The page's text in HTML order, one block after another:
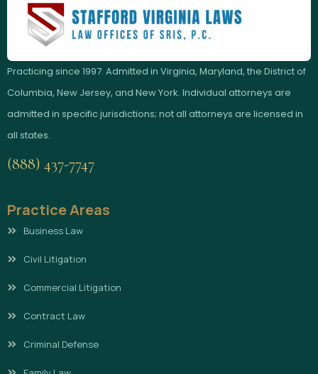
Practicing since 1997. Admitted in Virginia, Maryland, the District of
Columbia, New Jersey, and New York. Individual attorneys are
admitted in specific jurisdictions; not all attorneys are licensed in
all states.
(888) 437-7747
Practice Areas
Business Law
Civil Litigation
Commercial Litigation
Contract Law
Criminal Defense